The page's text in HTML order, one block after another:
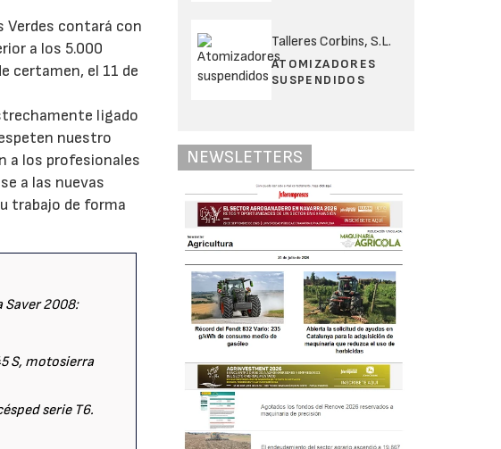
Verdes contará con
a los 5.000
certamen, el 11 de
ligado
nuestro
a los profesionales
a las nuevas
trabajo de forma
Saver 2008:
S, motosierra
serie T6.
Talleres Corbins, S.L.
ATOMIZADORES
SUSPENDIDOS
NEWSLETTERS